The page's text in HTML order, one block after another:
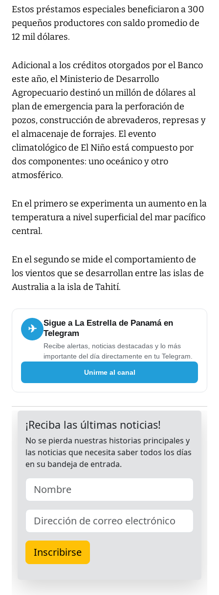
Estos préstamos especiales beneficiaron a 300
pequeños productores con saldo promedio de
12 mil dólares.
Adicional a los créditos otorgados por el Banco
este año, el Ministerio de Desarrollo
Agropecuario destinó un millón de dólares al
plan de emergencia para la perforación de
pozos, construcción de abrevaderos, represas y
el almacenaje de forrajes. El evento
climatológico de El Niño está compuesto por
dos componentes: uno oceánico y otro
atmosférico.
En el primero se experimenta un aumento en la
temperatura a nivel superficial del mar pacífico
central.
En el segundo se mide el comportamiento de
los vientos que se desarrollan entre las islas de
Australia a la isla de Tahití.
✈
Sigue a La Estrella de Panamá en
Telegram
Recibe alertas, noticias destacadas y lo más
importante del día directamente en tu Telegram.
Unirme al canal